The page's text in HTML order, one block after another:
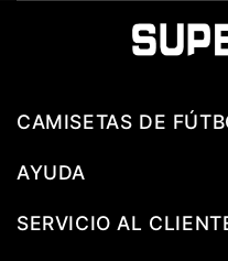
CAMISETAS DE
AYUDA
SERVICIO AL